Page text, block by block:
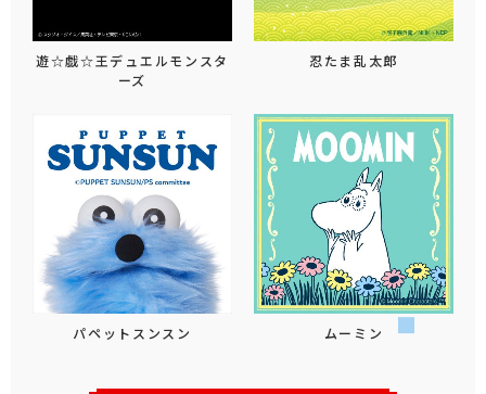
遊☆戯☆王デュエルモンスタ
ーズ
忍たま乱太郎
パペットスンスン ムーミン